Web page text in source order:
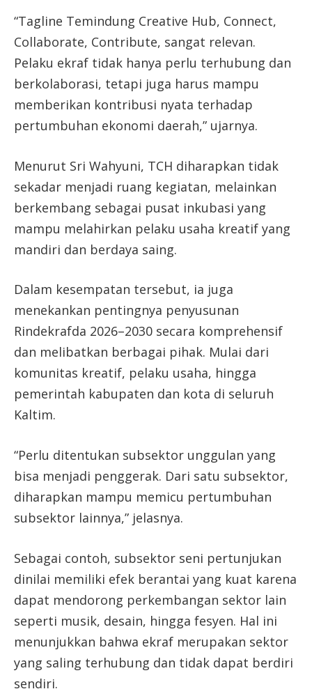
“Tagline Temindung Creative Hub, Connect,
Collaborate, Contribute, sangat relevan.
Pelaku ekraf tidak hanya perlu terhubung dan
berkolaborasi, tetapi juga harus mampu
memberikan kontribusi nyata terhadap
pertumbuhan ekonomi daerah,” ujarnya.
Menurut Sri Wahyuni, TCH diharapkan tidak
sekadar menjadi ruang kegiatan, melainkan
berkembang sebagai pusat inkubasi yang
mampu melahirkan pelaku usaha kreatif yang
mandiri dan berdaya saing.
Dalam kesempatan tersebut, ia juga
menekankan pentingnya penyusunan
Rindekrafda 2026–2030 secara komprehensif
dan melibatkan berbagai pihak. Mulai dari
komunitas kreatif, pelaku usaha, hingga
pemerintah kabupaten dan kota di seluruh
Kaltim.
“Perlu ditentukan subsektor unggulan yang
bisa menjadi penggerak. Dari satu subsektor,
diharapkan mampu memicu pertumbuhan
subsektor lainnya,” jelasnya.
Sebagai contoh, subsektor seni pertunjukan
dinilai memiliki efek berantai yang kuat karena
dapat mendorong perkembangan sektor lain
seperti musik, desain, hingga fesyen. Hal ini
menunjukkan bahwa ekraf merupakan sektor
yang saling terhubung dan tidak dapat berdiri
sendiri.